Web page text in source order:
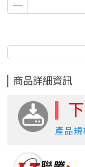
商品詳細資訊
產品